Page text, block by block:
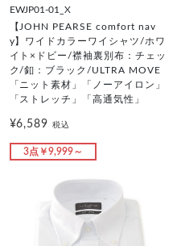
EWJP01-01_X
【JOHN PEARSE comfort nav
y】ワイドカラーワイシャツ/ホワ
イト×ドビー/襟袖裏別布：チェッ
ク/釦：ブラック/ULTRA MOVE
「ニット素材」「ノーアイロン」
「ストレッチ」「高通気性」
¥6,589税込
3点￥9,999～